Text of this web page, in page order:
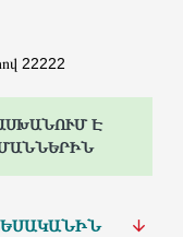
Է
22222